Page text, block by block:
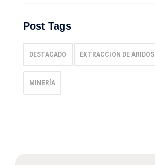
Post Tags
DESTACADO EXTRACCIÓN DE ÁRIDOS
MINERÍA